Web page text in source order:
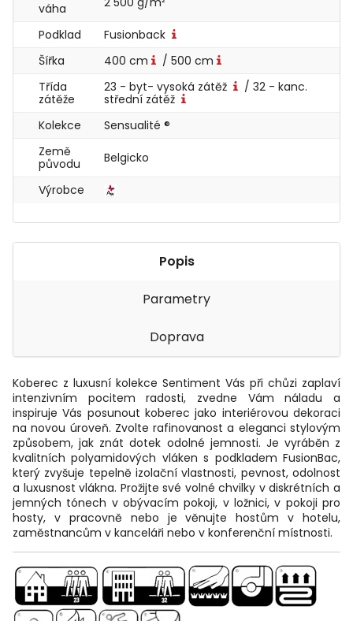
váha
Podklad
Fusionback
Šířka
400 cm
/ 500 cm
Třída
zátěže
23 - byt- vysoká zátěž
/ 32 - kanc.
střední zátěž
Kolekce
Sensualité ®
Země
původu
Belgicko
Výrobce
Popis
Parametry
Doprava
Koberec z luxusní kolekce Sentiment Vás při chůzi zaplaví
intenzivním pocitem radosti, zvedne Vám náladu a
inspiruje Vás posunout koberec jako interiérovou dekoraci
na novou úroveň. Zvolte rafinovanost a eleganci stylovým
způsobem, jak znát dotek odolné jemnosti. Je vyráběn z
kvalitních polyamidových vláken s podkladem FusionBac,
který zvyšuje tepelně izolační vlastnosti, pevnost, odolnost
a luxusnost vlákna. Prožijte své volné chvilky v diskrétních a
jemných tónech v obývacím pokoji, v ložnici, v pokoji pro
hosty, v pracovně nebo je věnujte hostům v hotelu,
zaměstnancům v kanceláři nebo v konferenční místnosti.